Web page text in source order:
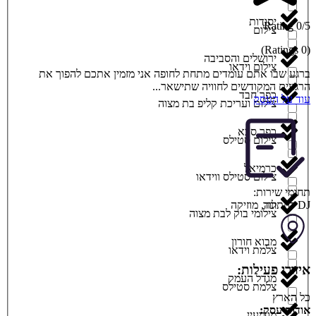
צילום
צילום וידאו
צילום ועריכת קליפ בת מצוה
צילום סטילס
צילום סטילס ווידאו
צילומי בוק לבת מצוה
צלמת וידאו
צלמת סטילס
יסודות
ירושלים והסביבה
כפר חבד
כפר סבא
כרמיאל
לוד
מבוא חורון
מגדל העמק
0/5 Rating
(0 Ratings)
ברגע שבו אתם עומדים מתחת לחופה אני מזמין אתכם להפוך את
הרגעים המקודשים לחוויה שתישאר...
עוד על העסק
תחומי שירות:
DJ לחתונה
, מוזיקה
איזורי פעילות:
כל הארץ
אודות עסק: